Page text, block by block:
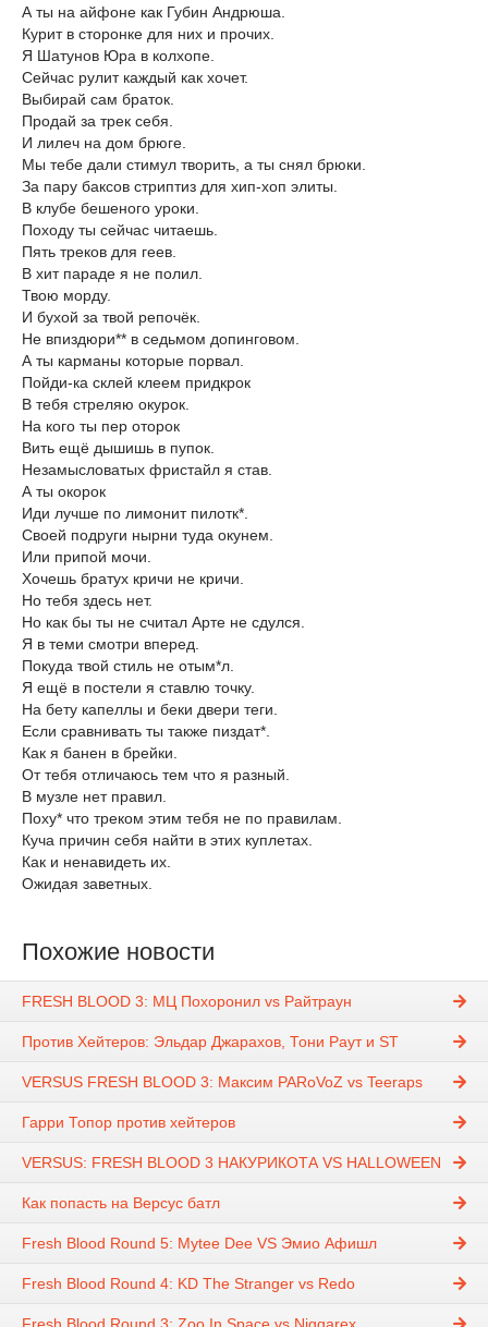
А ты на айфоне как Губин Андрюша.
Курит в сторонке для них и прочих.
Я Шатунов Юра в колхопе.
Сейчас рулит каждый как хочет.
Выбирай сам браток.
Продай за трек себя.
И лилеч на дом брюге.
Мы тебе дали стимул творить, а ты снял брюки.
За пару баксов стриптиз для хип-хоп элиты.
В клубе бешеного уроки.
Походу ты сейчас читаешь.
Пять треков для геев.
В хит параде я не полил.
Твою морду.
И бухой за твой репочёк.
Не впиздюри** в седьмом допинговом.
А ты карманы которые порвал.
Пойди-ка склей клеем придкрок
В тебя стреляю окурок.
На кого ты пер оторок
Вить ещё дышишь в пупок.
Незамысловатых фристайл я став.
А ты окорок
Иди лучше по лимонит пилотк*.
Своей подруги нырни туда окунем.
Или припой мочи.
Хочешь братух кричи не кричи.
Но тебя здесь нет.
Но как бы ты не считал Арте не сдулся.
Я в теми смотри вперед.
Покуда твой стиль не отым*л.
Я ещё в постели я ставлю точку.
На бету капеллы и беки двери теги.
Если сравнивать ты также пиздат*.
Как я банен в брейки.
От тебя отличаюсь тем что я разный.
В музле нет правил.
Поху* что треком этим тебя не по правилам.
Куча причин себя найти в этих куплетах.
Как и ненавидеть их.
Ожидая заветных.
Похожие новости
FRESH BLOOD 3: МЦ Похоронил vs Райтраун
Против Хейтеров: Эльдар Джарахов, Тони Раут и ST
VERSUS FRESH BLOOD 3: Максим PARoVoZ vs Teeraps
Гарри Топор против хейтеров
VERSUS: FRESH BLOOD 3 НАКУРИКОТА VS HALLOWEEN
Как попасть на Версус батл
Fresh Blood Round 5: Mytee Dee VS Эмио Афишл
Fresh Blood Round 4: KD The Stranger vs Redo